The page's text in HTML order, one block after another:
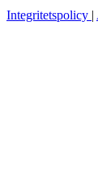
Integritetspolicy |